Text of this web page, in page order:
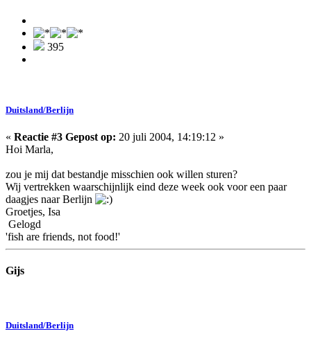
395
Duitsland/Berlijn
« Reactie #3 Gepost op: 20 juli 2004, 14:19:12 »
Hoi Marla,
zou je mij dat bestandje misschien ook willen sturen?
Wij vertrekken waarschijnlijk eind deze week ook voor een paar
daagjes naar Berlijn
Groetjes, Isa
Gelogd
'fish are friends, not food!'
Gijs
Duitsland/Berlijn